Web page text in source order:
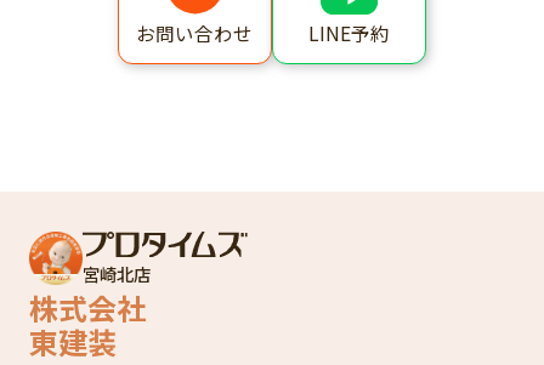
お問い合わせ LINE予約
宮崎北店
株式会社
東建装